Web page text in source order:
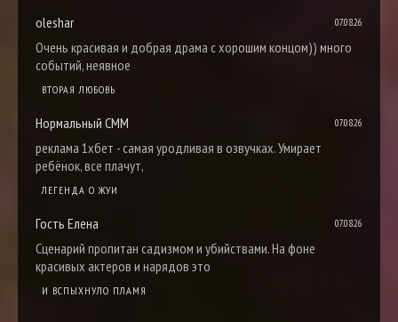
oleshar 07.08.26
Очень красивая и добрая драма с хорошим концом)) много
событий, неявное
ВТОРАЯ ЛЮБОВЬ
Нормальный СММ 07.08.26
реклама 1хбет - самая уродливая в озвучках. Умирает
ребёнок, все плачут,
ЛЕГЕНДА О ЖУИ
Гость Елена 07.08.26
Сценарий пропитан садизмом и убийствами. На фоне
красивых актеров и нарядов это
И ВСПЫХНУЛО ПЛАМЯ